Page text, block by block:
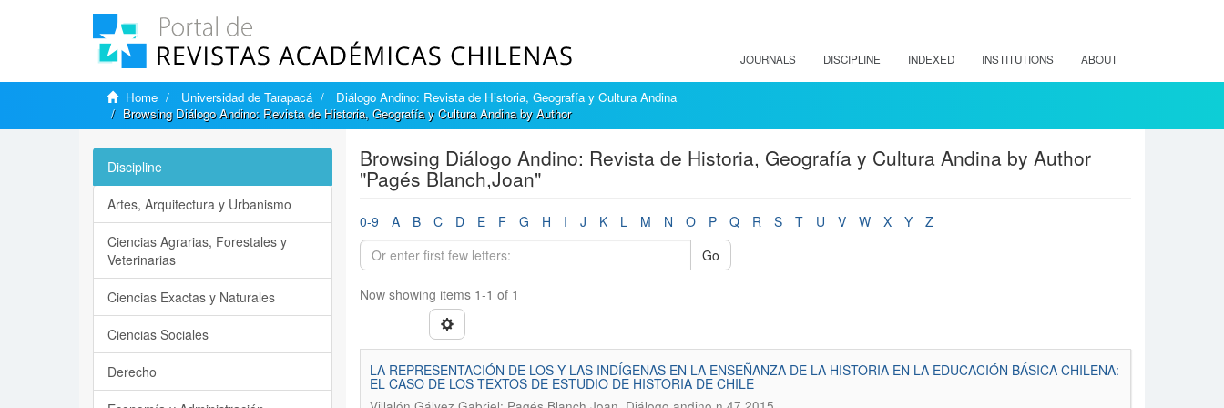
JOURNALS DISCIPLINE INDEXED INSTITUTIONS ABOUT
Home Universidad de Tarapacá
Diálogo Andino: Revista de Historia, Geografía y Cultura Andina
Browsing Diálogo Andino: Revista de Historia, Geografía y Cultura Andina by Author
Browsing Diálogo Andino: Revista de Historia, Geografía y Cultura Andina by Author
"Pagés Blanch,Joan"
0-9 A B C D E F G H I J K L M N O P Q R S T U V W X Y
Z
Go
Now showing items 1-1 of 1
LA REPRESENTACIÓN DE LOS Y LAS INDÍGENAS EN LA ENSEÑANZA DE LA HISTORIA EN LA EDUCACIÓN BÁSICA CHILENA:
EL CASO DE LOS TEXTOS DE ESTUDIO DE HISTORIA DE CHILE
Discipline
Artes, Arquitectura y Urbanismo
Ciencias Agrarias, Forestales y
Veterinarias
Ciencias Exactas y Naturales
Ciencias Sociales
Derecho